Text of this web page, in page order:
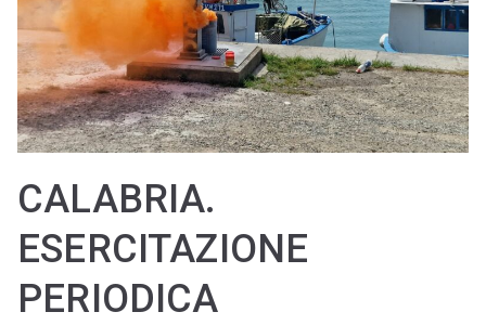
CALABRIA.
ESERCITAZIONE
PERIODICA